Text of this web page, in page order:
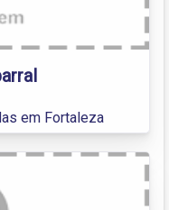
em Fortaleza